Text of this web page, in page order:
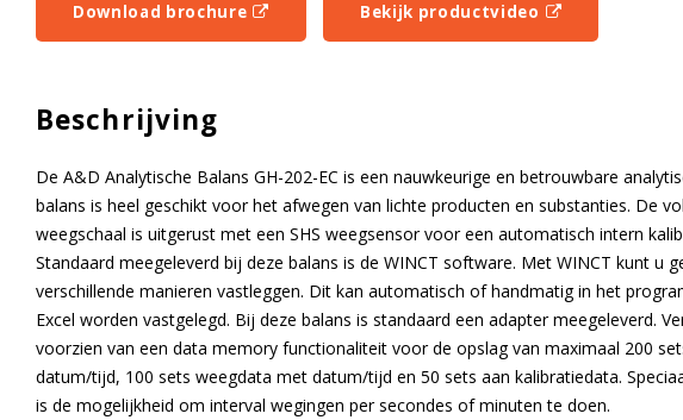
Download brochure Bekijk productvideo
Beschrijving
De A&D Analytische Balans GH-202-EC is een nauwkeurige en betrouwbare
balans is heel geschikt voor het afwegen van lichte producten en substanties. De
weegschaal is uitgerust met een SHS weegsensor voor een automatisch intern
Standaard meegeleverd bij deze balans is de WINCT software. Met WINCT kunt u
verschillende manieren vastleggen. Dit kan automatisch of handmatig in het
Excel worden vastgelegd. Bij deze balans is standaard een adapter meegeleverd.
voorzien van een data memory functionaliteit voor de opslag van maximaal 200
datum/tijd, 100 sets weegdata met datum/tijd en 50 sets aan kalibratiedata.
is de mogelijkheid om interval wegingen per secondes of minuten te doen.